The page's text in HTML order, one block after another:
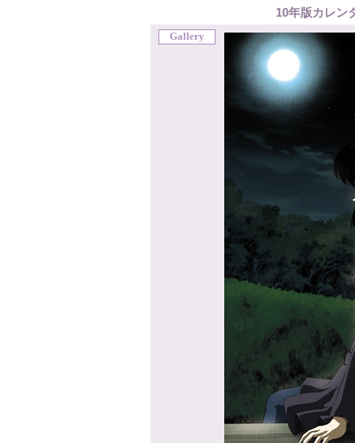
10年版カレン
Gallery